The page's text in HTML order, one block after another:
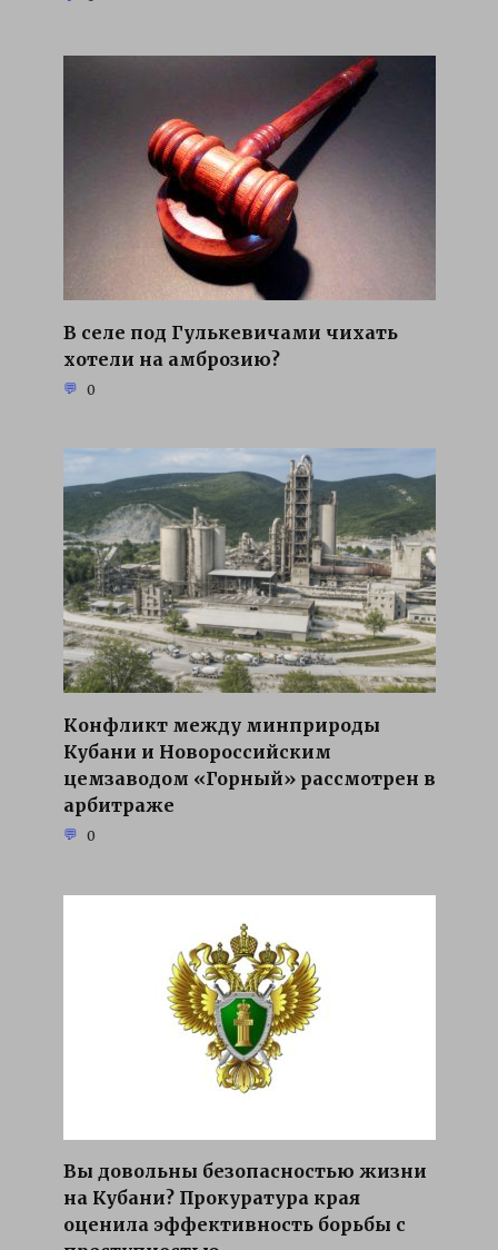
В селе под Гулькевичами чихать
хотели на амброзию?
0
Конфликт между минприроды
Кубани и Новороссийским
цемзаводом «Горный» рассмотрен в
арбитраже
0
Вы довольны безопасностью жизни
на Кубани? Прокуратура края
оценила эффективность борьбы с